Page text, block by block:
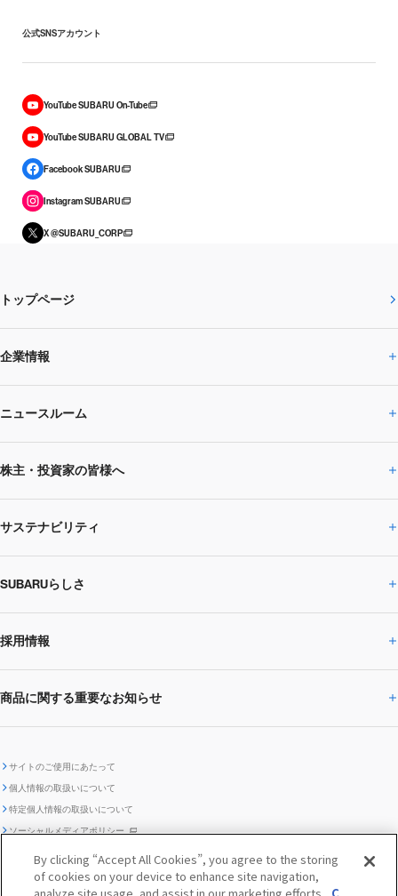
公式SNSアカウント
YouTube SUBARU On-Tube
YouTube SUBARU GLOBAL TV
Facebook SUBARU
Instagram SUBARU
X @SUBARU_CORP
トップページ
企業情報
企業情報トップ
SUBARUのありたい姿
SUBARU 2025方針
事業所・関係会社
ニュースルーム
ニュースルームトップ
ニュースリリース
閉じる
株主・投資家の皆様へ
株主・投資家の皆様へトップ
企業・経営
IRライブラリー
株主・投資家サポート
IRカレンダー
ディスクロージャー
ポリシー
サステナビリティ
サステナビリティトップ
CEOサステナビリティ
環境
ガバナンス
編集方針 レポートライブラリー
SUBARUらしさ
SUBARUらしさトップ
SUBARUびと
SUBARUデザイン
「SUBARUらしさ」を
際立たせる技術
『魔改造の夜』特設サイト
採用情報
採用情報トップ
SUBARU Lab採用（中途）
販売会社グループ採用 期間従業員採用
商品に関する重要なお知らせ
SUBARU ハイブリッド車 レスキュ
ー時の取扱い
自動車リサイクル リコール情報
サイトのご使用にあたって
個人情報の取扱いについて
特定個人情報の取扱いについて
ソーシャルメディアポリシー
お問い合わせ ／ よくあるご質問
クッキーポリシー
By clicking “Accept All Cookies”, you agree to the storing
of cookies on your device to enhance site navigation,